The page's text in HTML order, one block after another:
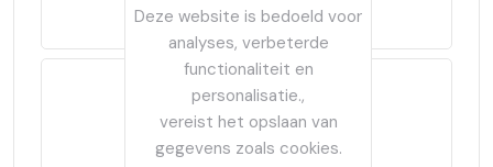
2
2025-03-13
Deze website is bedoeld voor
analyses, verbeterde
functionaliteit en
personalisatie.,
vereist het opslaan van
gegevens zoals cookies.